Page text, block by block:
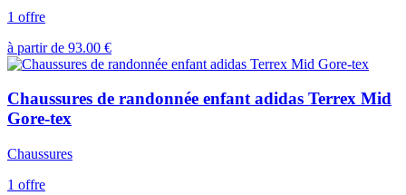
1 offre
à partir de 93.00 €
Chaussures de randonnée enfant adidas Terrex Mid
Gore-tex
Chaussures
1 offre